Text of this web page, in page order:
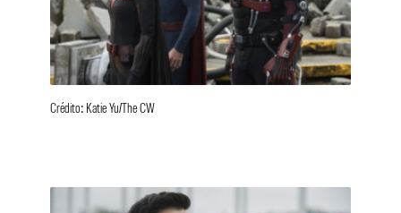
Crédito: Katie Yu/The CW